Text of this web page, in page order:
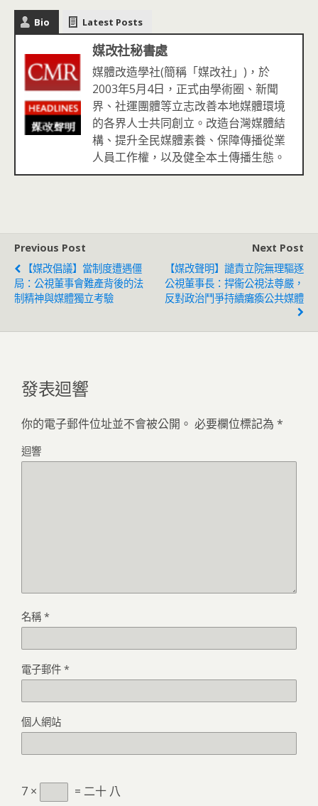
Bio Latest Posts
媒改社秘書處
媒體改造學社(簡稱「媒改社」)，於
2003年5月4日，正式由學術圈、新聞
界、社運團體等立志改善本地媒體環境
的各界人士共同創立。改造台灣媒體結
構、提升全民媒體素養、保障傳播從業
人員工作權，以及健全本土傳播生態。
Previous Post
【媒改倡議】當制度遭遇僵
局：公視董事會難產背後的法
制精神與媒體獨立考驗
Next Post
【媒改聲明】譴責立院無理驅逐
公視董事長：捍衞公視法尊嚴，
反對政治鬥爭持續癱瘓公共媒體
發表迴響
你的電子郵件位址並不會被公開。 必要欄位標記為 *
迴響
名稱 *
電子郵件 *
個人網站
7 × = 二十 八